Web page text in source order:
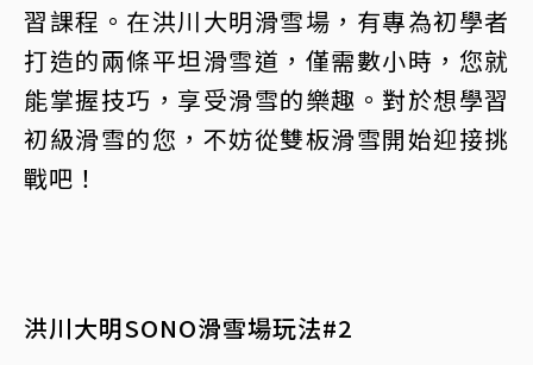
習課程。在洪川大明滑雪場，有專為初學者
打造的兩條平坦滑雪道，僅需數小時，您就
能掌握技巧，享受滑雪的樂趣。對於想學習
初級滑雪的您，不妨從雙板滑雪開始迎接挑
戰吧！
洪川大明SONO滑雪場玩法#2